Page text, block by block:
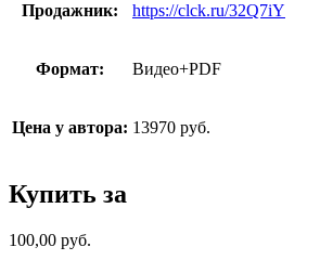
Продажник: https://clck.ru/32Q7iY
Формат: Видео+PDF
Цена у автора: 13970 руб.
Купить за
100,00 руб.